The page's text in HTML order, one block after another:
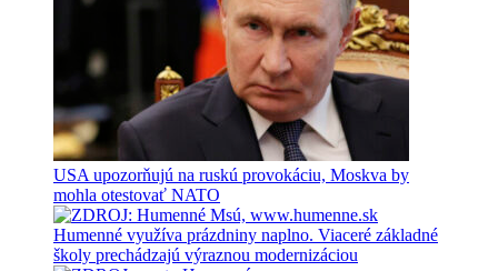
USA upozorňujú na ruskú provokáciu, Moskva by
mohla otestovať NATO
Humenné využíva prázdniny naplno. Viaceré základné
školy prechádzajú výraznou modernizáciou